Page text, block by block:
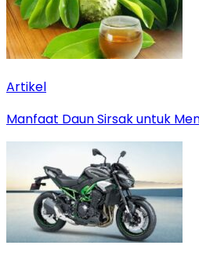
Artikel
Manfaat Daun Sirsak untuk